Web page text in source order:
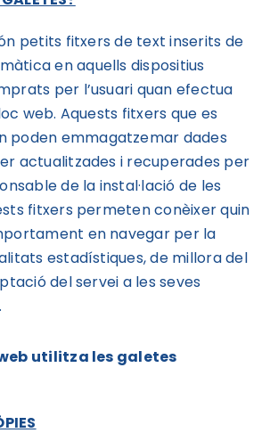
petits fitxers de text inserits de
en aquells dispositius
per l’usuari quan efectua
web. Aquests fitxers que es
poden emmagatzemar dades
actualitzades i recuperades per
de la instal·lació de les
fitxers permeten conèixer quin
en navegar per la
estadístiques, de millora del
del servei a les seves
utilitza les galetes